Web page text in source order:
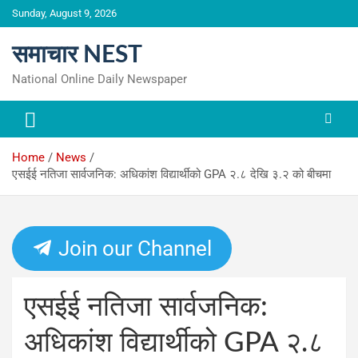
Skip
to
Sunday, August 9, 2026
समाचार NEST
National Online Daily Newspaper
Home
News
एसईई नतिजा सार्वजनिक: अधिकांश विद्यार्थीको GPA २.८ देखि ३.२ को बीचमा
Join our Channel
एसईई नतिजा सार्वजनिक:
अधिकांश विद्यार्थीको GPA २.८